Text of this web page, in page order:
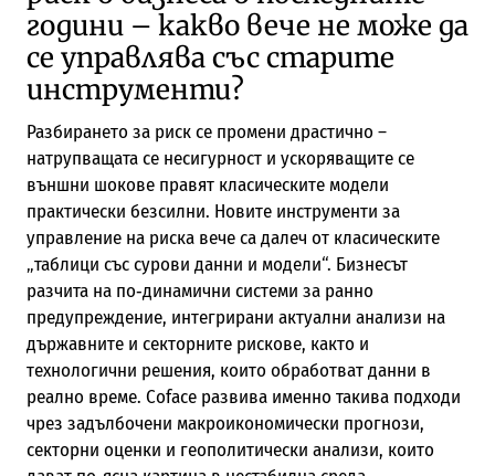
години – какво вече не може да
се управлява със старите
инструменти?
Разбирането за риск се промени драстично –
натрупващата се несигурност и ускоряващите се
външни шокове правят класическите модели
практически безсилни. Новите инструменти за
управление на риска вече са далеч от класическите
„таблици със сурови данни и модели“. Бизнесът
разчита на по‑динамични системи за ранно
предупреждение, интегрирани актуални анализи на
държавните и секторните рискове, както и
технологични решения, които обработват данни в
реално време. Coface развива именно такива подходи
чрез задълбочени макроикономически прогнози,
секторни оценки и геополитически анализи, които